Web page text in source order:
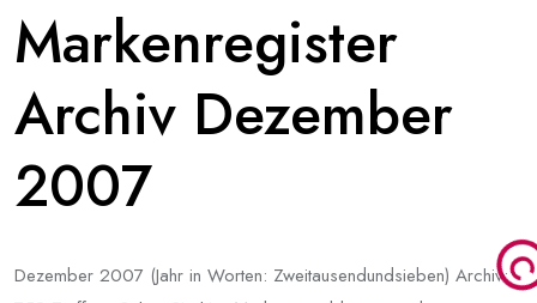
Markenregister
Archiv Dezember
2007
Dezember 2007 (Jahr in Worten: Zweitausendundsieben) Archiv: